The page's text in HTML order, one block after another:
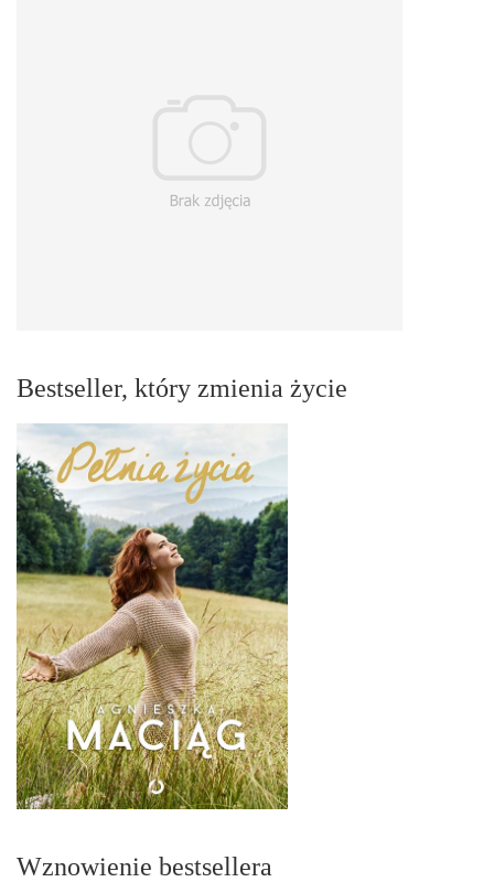
Bestseller, który zmienia życie
Wznowienie bestsellera